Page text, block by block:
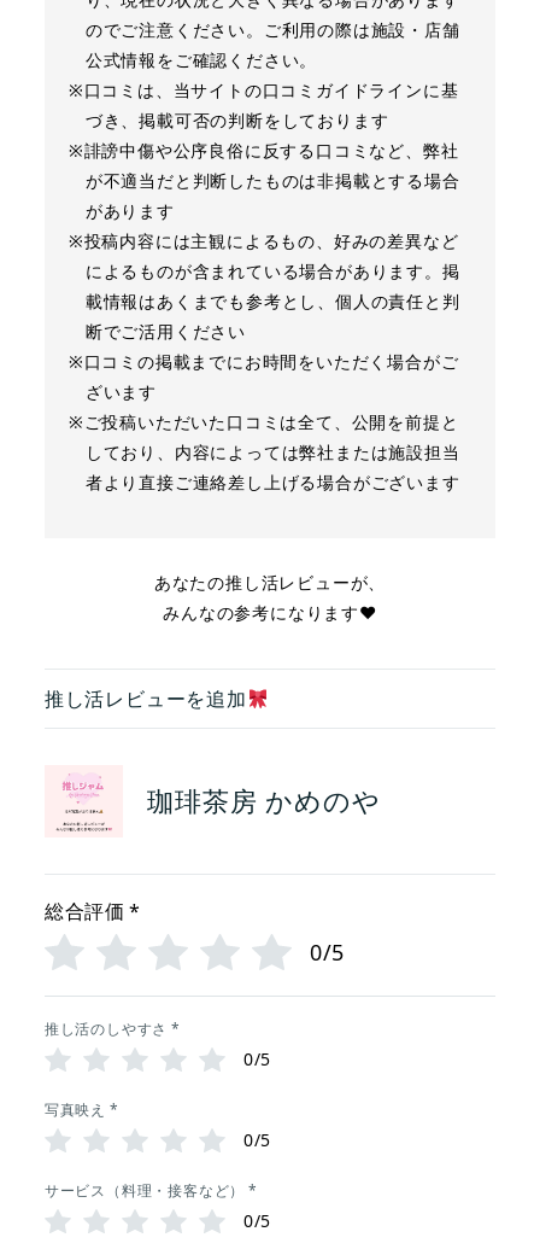
のでご注意ください。ご利用の際は施設・店舗
公式情報をご確認ください。
※口コミは、当サイトの口コミガイドラインに基
づき、掲載可否の判断をしております
※誹謗中傷や公序良俗に反する口コミなど、弊社
が不適当だと判断したものは非掲載とする場合
があります
※投稿内容には主観によるもの、好みの差異など
によるものが含まれている場合があります。掲
載情報はあくまでも参考とし、個人の責任と判
断でご活用ください
※口コミの掲載までにお時間をいただく場合がご
ざいます
※ご投稿いただいた口コミは全て、公開を前提と
しており、内容によっては弊社または施設担当
者より直接ご連絡差し上げる場合がございます
あなたの推し活レビューが、
みんなの参考になります❤︎
推し活レビューを追加
珈琲茶房 かめのや
総合評価 *
0/5
推し活のしやすさ *
0/5
写真映え *
0/5
サービス（料理・接客など） *
0/5